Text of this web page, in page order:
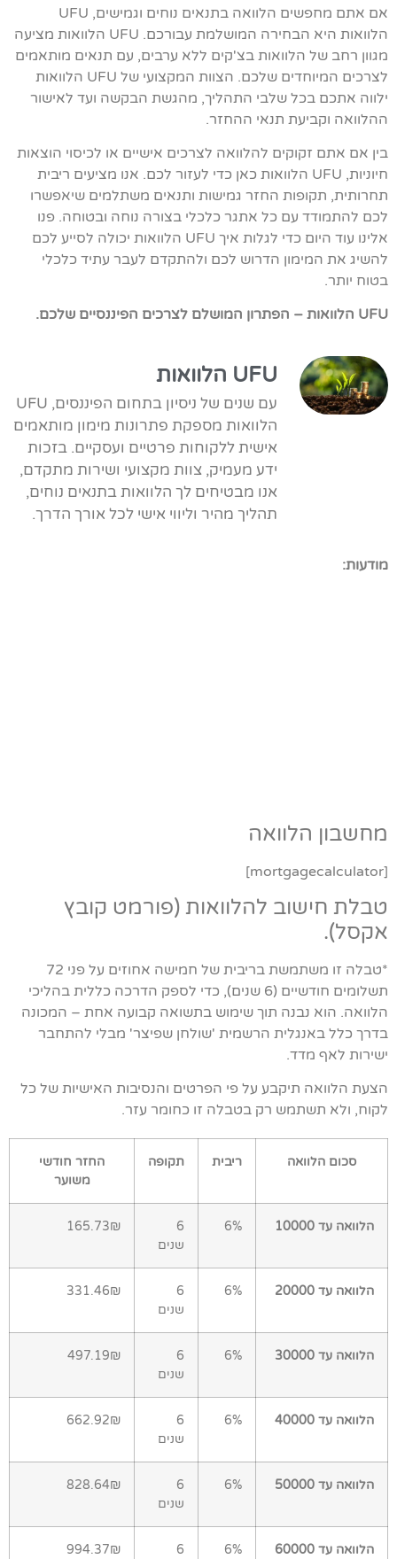
אם אתם מחפשים הלוואה בתנאים נוחים וגמישים, UFU
הלוואות היא הבחירה המושלמת עבורכם. UFU הלוואות מציעה
מגוון רחב של הלוואות בצ'קים ללא ערבים, עם תנאים מותאמים
לצרכים המיוחדים שלכם. הצוות המקצועי של UFU הלוואות
ילווה אתכם בכל שלבי התהליך, מהגשת הבקשה ועד לאישור
ההלוואה וקביעת תנאי ההחזר.
בין אם אתם זקוקים להלוואה לצרכים אישיים או לכיסוי הוצאות
חיוניות, UFU הלוואות כאן כדי לעזור לכם. אנו מציעים ריבית
תחרותית, תקופות החזר גמישות ותנאים משתלמים שיאפשרו
לכם להתמודד עם כל אתגר כלכלי בצורה נוחה ובטוחה. פנו
אלינו עוד היום כדי לגלות איך UFU הלוואות יכולה לסייע לכם
להשיג את המימון הדרוש לכם ולהתקדם לעבר עתיד כלכלי
בטוח יותר.
UFU הלוואות – הפתרון המושלם לצרכים הפיננסיים שלכם.
UFU הלוואות
עם שנים של ניסיון בתחום הפיננסים, UFU
הלוואות מספקת פתרונות מימון מותאמים
אישית ללקוחות פרטיים ועסקיים. בזכות
ידע מעמיק, צוות מקצועי ושירות מתקדם,
אנו מבטיחים לך הלוואות בתנאים נוחים,
תהליך מהיר וליווי אישי לכל אורך הדרך.
מודעות:
מחשבון הלוואה
[mortgagecalculator]
טבלת חישוב להלוואות (פורמט קובץ
אקסל).
*טבלה זו משתמשת בריבית של חמישה אחוזים על פני 72
תשלומים חודשיים (6 שנים), כדי לספק הדרכה כללית בהליכי
הלוואה. הוא נבנה תוך שימוש בתשואה קבועה אחת – המכונה
בדרך כלל באנגלית הרשמית 'שולחן שפיצר' מבלי להתחבר
ישירות לאף מדד.
הצעת הלוואה תיקבע על פי הפרטים והנסיבות האישיות של כל
לקוח, ולא תשתמש רק בטבלה זו כחומר עזר.
סכום הלוואה ריבית תקופה
החזר חודשי
משוער
הלוואה עד 10000 6%
6
שנים
165.73₪
הלוואה עד 20000 6%
6
שנים
331.46₪
הלוואה עד 30000 6%
6
שנים
497.19₪
הלוואה עד 40000 6%
6
שנים
662.92₪
הלוואה עד 50000 6%
6
שנים
828.64₪
הלוואה עד 60000 6%
6
994.37₪